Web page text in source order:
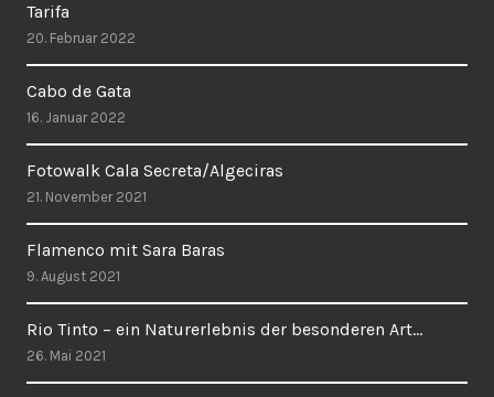
Tarifa
20. Februar 2022
Cabo de Gata
16. Januar 2022
Fotowalk Cala Secreta/Algeciras
21. November 2021
Flamenco mit Sara Baras
9. August 2021
Rio Tinto – ein Naturerlebnis der besonderen Art…
26. Mai 2021